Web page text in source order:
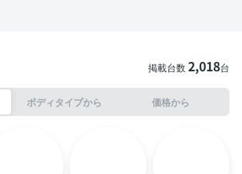
掲載台数2,018台
ボディタイプから 価格から